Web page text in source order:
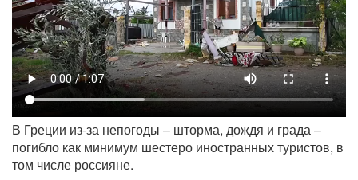
В Греции из-за непогоды – шторма, дождя и града –
погибло как минимум шестеро иностранных туристов, в
том числе россияне.